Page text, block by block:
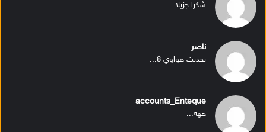
شكرا جزيلا...
ناصر
تحديث هواوي 8...
accounts_Enteque
ههه...